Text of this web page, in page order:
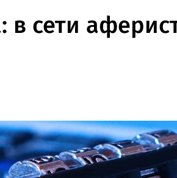
в сети